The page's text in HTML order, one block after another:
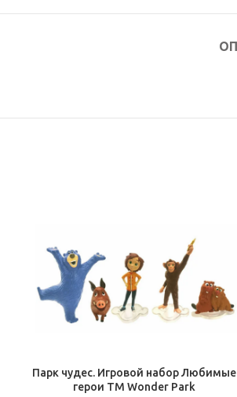
В КОРЗИНУ
Парк чудес. Игровой набор Любимые
герои TM Wonder Park